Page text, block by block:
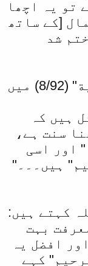
تو یہ اچھا
[کے ساتھ
شد
اسی طرح : "الموسوعة الفقهية" (8/92) میں
ہیں کہ
سنت ہے،
اور اسی
ہیں۔۔۔"
کہتے ہیں:
بہت
افضل یہ
کہے